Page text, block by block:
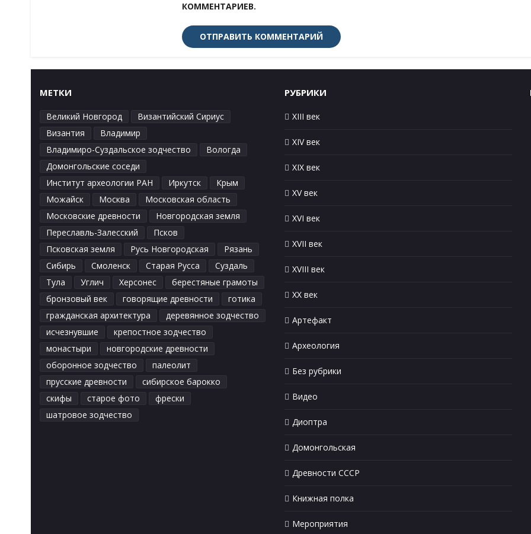
КОММЕНТАРИЕВ.
МЕТКИ
Великий Новгород
Византийский Сириус
Византия
Владимир
Владимиро-Суздальское зодчество
Вологда
Домонгольские соседи
Институт археологии РАН
Иркутск
Крым
Можайск
Москва
Московская область
Московские древности
Новгородская земля
Переславль-Залесский
Псков
Псковская земля
Русь Новгородская
Рязань
Сибирь
Смоленск Старая Русса
Суздаль
Тула
Углич Херсонес
берестяные грамоты
бронзовый век
говорящие древности
готика
гражданская архитектура
деревянное зодчество
исчезнувшие
крепостное зодчество
монастыри
новгородские древности
оборонное зодчество
палеолит
прусские древности
сибирское барокко
скифы
старое фото
фрески
шатровое зодчество
РУБРИКИ
XIII век
XIV век
XIX век
XV век
XVI век
XVII век
XVIII век
XX век
Артефакт
Археология
Без рубрики
Видео
Диоптра
Домонгольская
Древности СССР
Книжная полка
Мероприятия